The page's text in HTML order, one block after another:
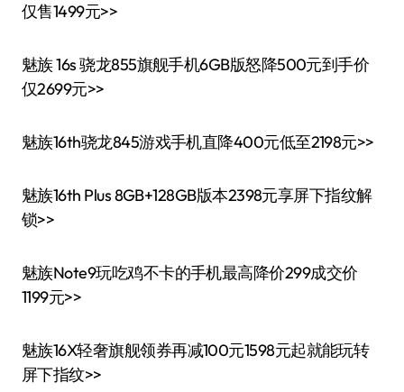
仅售1499元>>
魅族 16s 骁龙855旗舰手机6GB版怒降500元到手价
仅2699元>>
魅族16th骁龙845游戏手机直降400元低至2198元>>
魅族16th Plus 8GB+128GB版本2398元享屏下指纹解
锁>>
魅族Note9玩吃鸡不卡的手机最高降价299成交价
1199元>>
魅族16X轻奢旗舰领券再减100元1598元起就能玩转
屏下指纹>>